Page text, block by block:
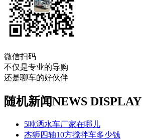
微信扫码
不仅是专业的导购
还是聊车的好伙伴
随机新闻NEWS DISPLAY
5吨洒水车厂家在哪儿
杰狮四轴10方搅拌车多少钱